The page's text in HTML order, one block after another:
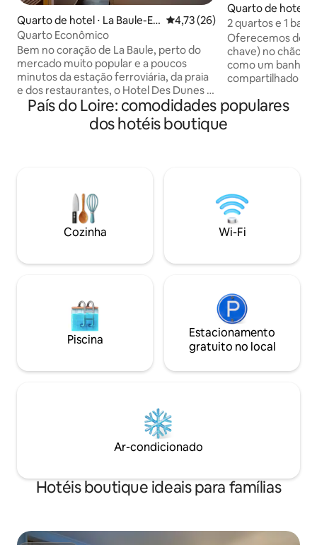
Quarto de hotel ⋅ La Baule-Es
coublac
4,73 de uma avaliação média
4,73 (26)
Quarto Econômico
Bem no coração de La Baule, perto do
mercado muito popular e a poucos
minutos da estação ferroviária, da praia
e dos restaurantes, o Hotel Des Dunes é
um alojamento bonito e moderno em
Bauloise. Seus 32 quartos, incluindo dois
quartos familiares independentes e
gastronomia, nossa equipe atenciosa irá
orientá-lo durante a sua visita. banheiro
individual cama de solteiro chuveiro
Quarto de hotel ⋅
2 quartos e 1
traslado para o
Oferecemos dois
chave) no chão
como um
compartilhado se
mezanino com TV e
prateleira na
escolhido
minuto no
extra
País do Loire: comodidades populares
dos hotéis boutique
Cozinha Wi-Fi
Piscina
Estacionamento
gratuito no local
Ar-condicionado
Hotéis boutique ideais para famílias